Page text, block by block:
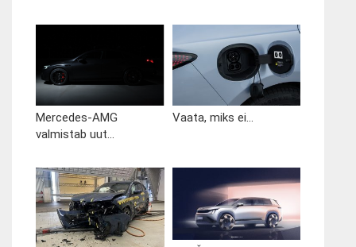
Mercedes-AMG
valmistab uut...
Vaata, miks ei...